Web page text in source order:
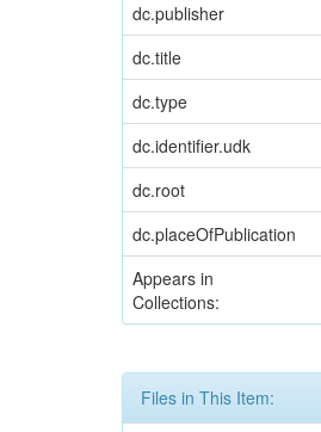
dc.publisher
dc.title
dc.type
dc.identifier.udk
dc.root
dc.placeOfPublication
Appears in
Collections:
Files in This Item: